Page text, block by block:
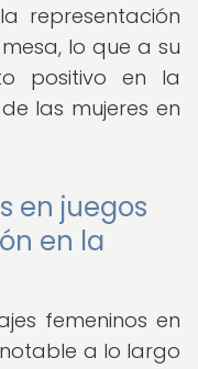
representación
lo que a su
positivo en la
las mujeres en
en juegos
en la
femeninos en
a lo largo